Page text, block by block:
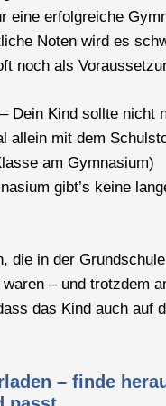
eine erfolgreiche
Noten wird es
noch als
– Dein Kind sollte nicht
allein mit dem
am Gymnasium)
gibt’s keine
die in der
– und trotzdem
das Kind auch auf
– finde